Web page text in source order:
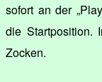
sofort an der
die Startposition.
Zocken.